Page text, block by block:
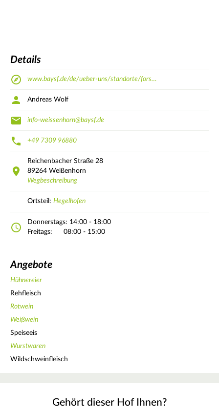
Details
www.baysf.de/de/ueber-uns/standorte/fors…
Andreas Wolf
info-weissenhorn@baysf.de
+49 7309 96880
Reichenbacher Straße 28
89264 Weißenhorn
Wegbeschreibung
Ortsteil: Hegelhofen
Donnerstags: 14:00 - 18:00
Freitags:
08:00 - 15:00
Angebote
Hühnereier
Rehfleisch
Rotwein
Weißwein
Speiseeis
Wurstwaren
Wildschweinfleisch
Gehört dieser Hof Ihnen?